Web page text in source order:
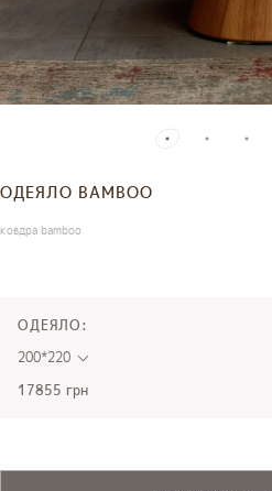
ОДЕЯЛО BAMBOO
ковдра bamboo
ОДЕЯЛО:
200*220
17855 грн